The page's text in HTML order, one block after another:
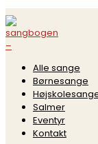
Alle sange
Børnesange
Salmer
Eventyr
Kontakt